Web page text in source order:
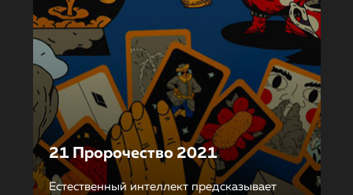
21 Пророчество 2021
Естественный интеллект предсказывает